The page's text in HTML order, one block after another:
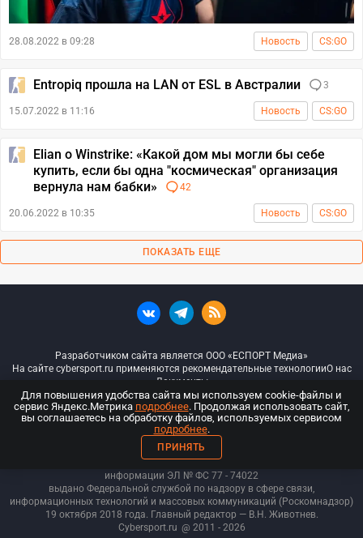
28.08.2022 в 09:28 Новость CS:GO
Entropiq прошла на LAN от ESL в Австралии 3
15.07.2022 в 11:16 Новость CS:GO
Elian о Winstrike: «Какой дом мы могли бы себе
купить, если бы одна "космическая" организация
вернула нам бабки»
42
20.06.2022 в 10:35 Новость CS:GO
ПОКАЗАТЬ ЕЩЕ
Разработчиком сайта является ООО «ЕСПОРТ Медиа»
На сайте cybersport.ru применяются рекомендательные технологииО нас
Документы
© ООО «Киберспорт.ру» — Все права защищены
18+
ООО «Киберспорт.ру». Свидетельство о регистрации средств массовой
информации ЭЛ № ФС 77 - 74022
выдано Федеральной службой по надзору в сфере связи,
информационных технологий и массовых коммуникаций (Роскомнадзор)
19 октября 2018 года. Главный редактор — В.Н. Животнев.
Cybersport.ru @ 2011 - 2026
Для повышения удобства сайта мы используем cookie-файлы и
сервис Яндекс.Метрика подробнее. Продолжая использовать сайт,
вы соглашаетесь на обработку файлов, используемых сервисом
подробнее.
ПРИНЯТЬ